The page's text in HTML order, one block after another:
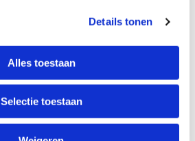
Details tonen
Alles toestaan
Selectie toestaan